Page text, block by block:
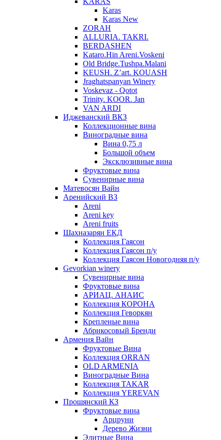
Karas
Karas New
ZORAH
ALLURIA. TAKRI.
BERDASHEN
Kataro.Hin Areni.Voskeni
Old Bridge.Tushpa.Malani
KEUSH. Z’art. KOUASH
Jraghatspanyan Winery
Voskevaz - Qotot
Trinity. KOOR. Jan
VAN ARDI
Иджеванский ВКЗ
Коллекционные вина
Виноградные вина
Вина 0,75 л
Большой объем
Эксклюзивные вина
Фруктовые вина
Cувенирные вина
Матевосян Вайн
Аренийский ВЗ
Areni
Areni key
Areni fruits
Шахназарян ЕКД
Коллекция Гаясон
Коллекция Гаясон п/у
Коллекция Гаясон Новогодняя п/у
Gevorkian winery
Сувенирные вина
Фруктовые вина
АРИАЦ. АНАИС
Коллекция КОРОНА
Коллекция Геворкян
Крепленые вина
Абрикосовый Бренди
Армения Вайн
Фруктовые Вина
Коллекция ORRAN
OLD ARMENIA
Виноградные Вина
Коллекция TAKAR
Коллекция YEREVAN
Прошянский КЗ
Фруктовые вина
Арцруни
Дерево Жизни
Элитные Вина